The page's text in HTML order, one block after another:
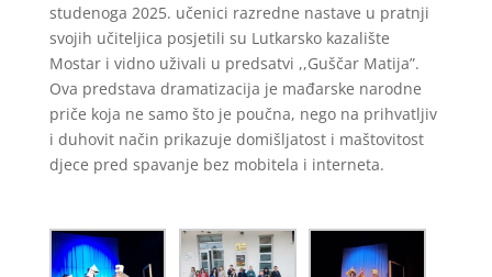
studenoga 2025. učenici razredne nastave u pratnji
svojih učiteljica posjetili su Lutkarsko kazalište
Mostar i vidno uživali u predsatvi ,,Guščar Matija”.
Ova predstava dramatizacija je mađarske narodne
priče koja ne samo što je poučna, nego na prihvatljiv
i duhovit način prikazuje domišljatost i maštovitost
djece pred spavanje bez mobitela i interneta.